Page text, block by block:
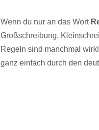
Wenn du nur an das Wort
Großschreibung,
Regeln sind manchmal
ganz einfach durch den